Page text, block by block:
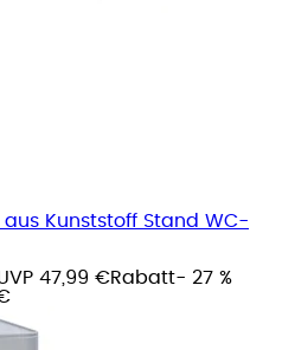
Kunststoff Stand WC-
47,99 €Rabatt- 27 %